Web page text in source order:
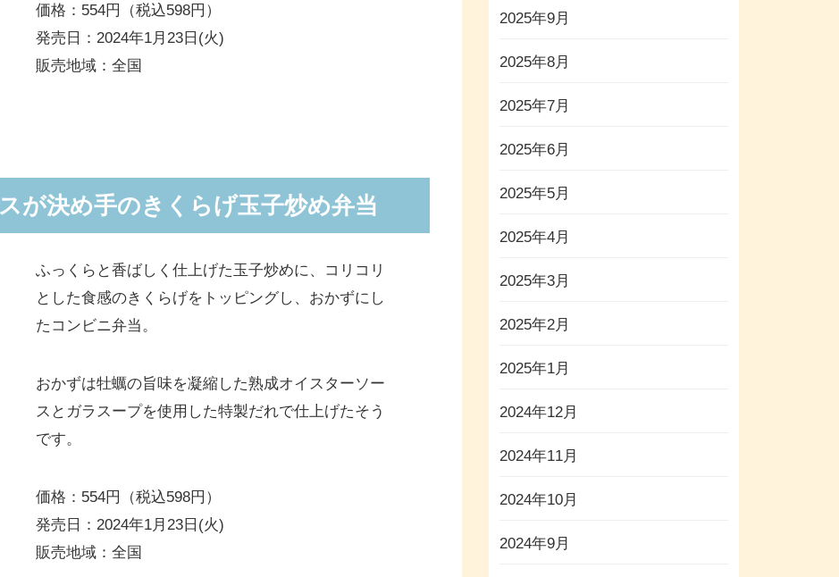
価格：554円（税込598円）
発売日：2024年1月23日(火)
販売地域：全国
が決め手のきくらげ玉子炒め弁当
ふっくらと香ばしく仕上げた玉子炒めに、コリコリ
とした食感のきくらげをトッピングし、おかずにし
たコンビニ弁当。
おかずは牡蠣の旨味を凝縮した熟成オイスターソー
スとガラスープを使用した特製だれで仕上げたそう
です。
価格：554円（税込598円）
発売日：2024年1月23日(火)
販売地域：全国
2025年9月
2025年8月
2025年7月
2025年6月
2025年5月
2025年4月
2025年3月
2025年2月
2025年1月
2024年12月
2024年11月
2024年10月
2024年9月